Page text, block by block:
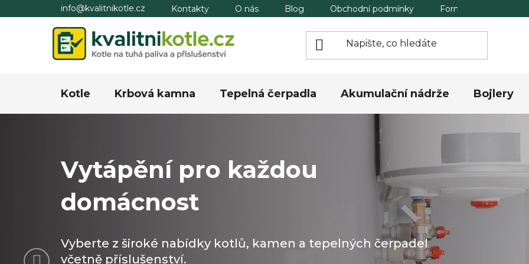
na
info@kvalitnikotle.cz Kontakty O nás Blog Obchodní podmínky Formulář pro
Kotle Krbová kamna Tepelná čerpadla Akumulační nádrže Bojlery
Vytápění pro každou
domácnost
Vyberte z široké nabídky kotlů, kamen a tepelných čerpadel
včetně příslušenství.
Předchozí